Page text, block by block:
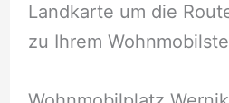
Landkarte um die
zu Ihrem